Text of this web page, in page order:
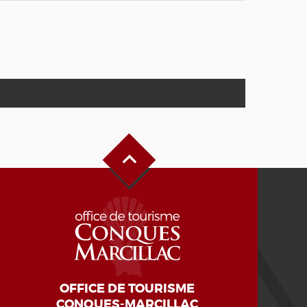
OFFICE DE TOURISME